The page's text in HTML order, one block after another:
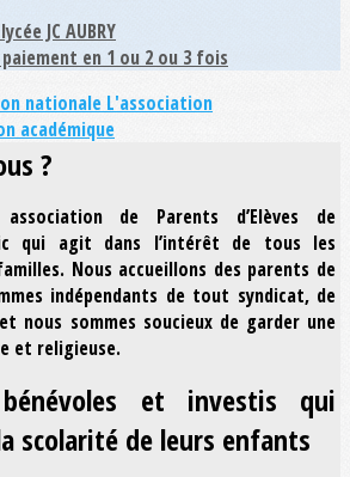
JC AUBRY
en 1 ou 2 ou 3 fois
nationale L'association
académique
?
de Parents d’Elèves de
qui agit dans l’intérêt de tous les
Nous accueillons des parents de
indépendants de tout syndicat, de
nous sommes soucieux de garder une
et religieuse.
et investis qui
scolarité de leurs enfants